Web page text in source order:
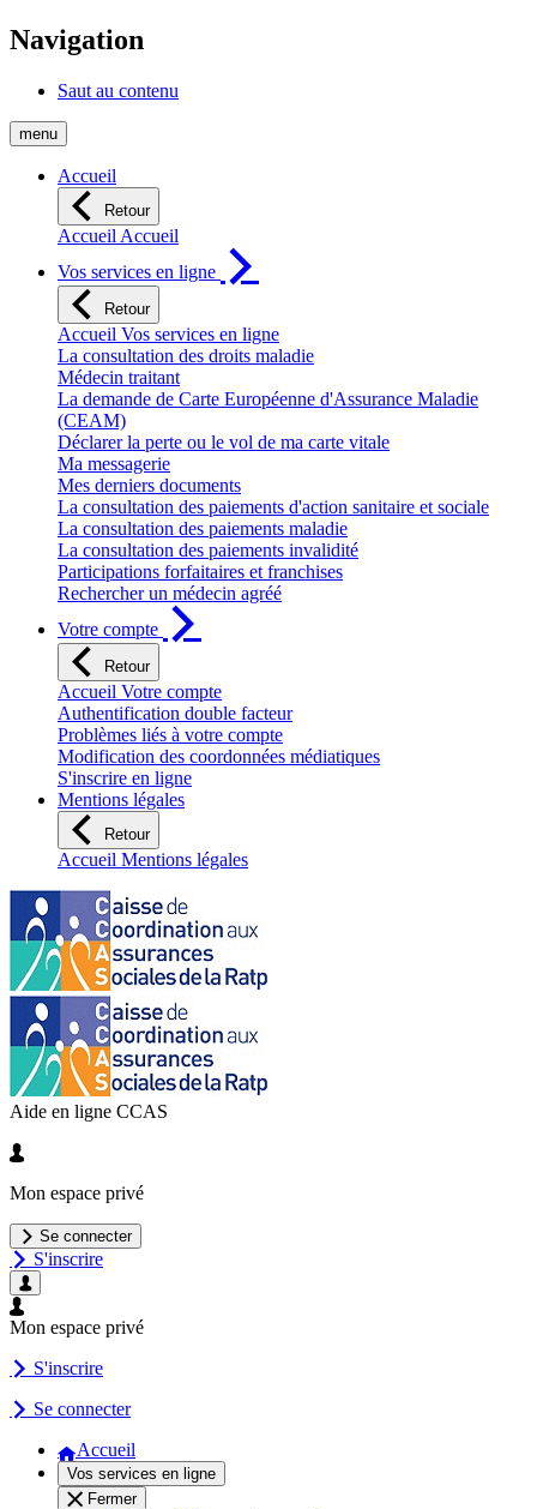
Navigation
Saut au contenu
menu
Accueil
Retour
Accueil Accueil
Vos services en ligne
Retour
Accueil Vos services en ligne
La consultation des droits maladie
Médecin traitant
La demande de Carte Européenne d'Assurance Maladie
(CEAM)
Déclarer la perte ou le vol de ma carte vitale
Ma messagerie
Mes derniers documents
La consultation des paiements d'action sanitaire et sociale
La consultation des paiements maladie
La consultation des paiements invalidité
Participations forfaitaires et franchises
Rechercher un médecin agréé
Votre compte
Retour
Accueil Votre compte
Authentification double facteur
Problèmes liés à votre compte
Modification des coordonnées médiatiques
S'inscrire en ligne
Mentions légales
Retour
Accueil Mentions légales
Aide en ligne CCAS
Mon espace privé
Se connecter
S'inscrire
Mon espace privé
S'inscrire
Se connecter
Accueil
Vos services en ligne
Fermer